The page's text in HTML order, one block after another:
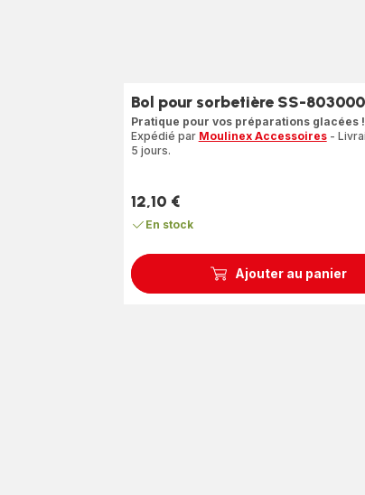
Ajouter au panier
Bol pour sorbetière SS-
Pratique pour vos préparations glacées !
Expédié par Moulinex Accessoires-
5 jours.
Prix
12,10 €
En stock